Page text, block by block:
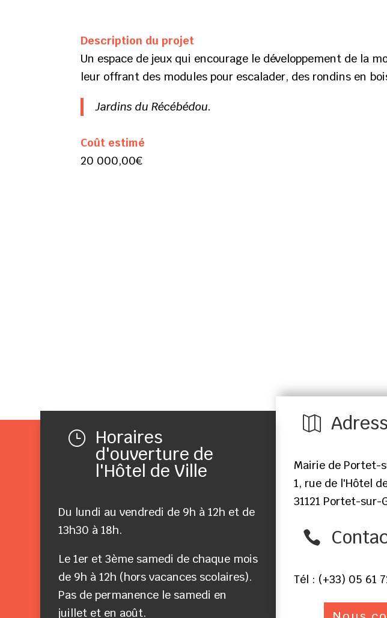
Description du projet
Un espace de jeux qui encourage le développement de la
leur offrant des modules pour escalader, des rondins en
Jardins du Récébédou.
Coût estimé
20 000,00€
} Horaires
d'ouverture de
l'Hôtel de Ville
Du lundi au vendredi de 9h à 12h et de
13h30 à 18h.
Le 1er et 3ème samedi de chaque mois
de 9h à 12h (hors vacances scolaires).
Pas de permanence le samedi en
juillet et en août.

Mairie de Portet-
1, rue de l'Hôtel
31121 Portet-sur-

Tél : (+33) 05 61